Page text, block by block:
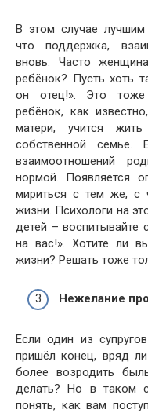
В этом случае
что поддержка,
вновь. Часто
ребёнок? Пусть хоть
он отец!». Это тоже
ребёнок, как
матери, учится
собственной
взаимоотношений
нормой. Появляется
мириться с тем же, с
жизни. Психологи на
детей – воспитывайте
на вас!». Хотите ли
жизни? Решать тоже
Нежелание
Если один из
пришёл конец, вряд
более возродить
делать? Но в таком
понять, как вам